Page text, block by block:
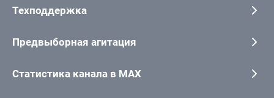
Техподдержка
Предвыборная агитация
Статистика канала в MAX